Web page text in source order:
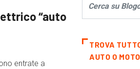
“auto
entrate a
TROVA
AUTO O